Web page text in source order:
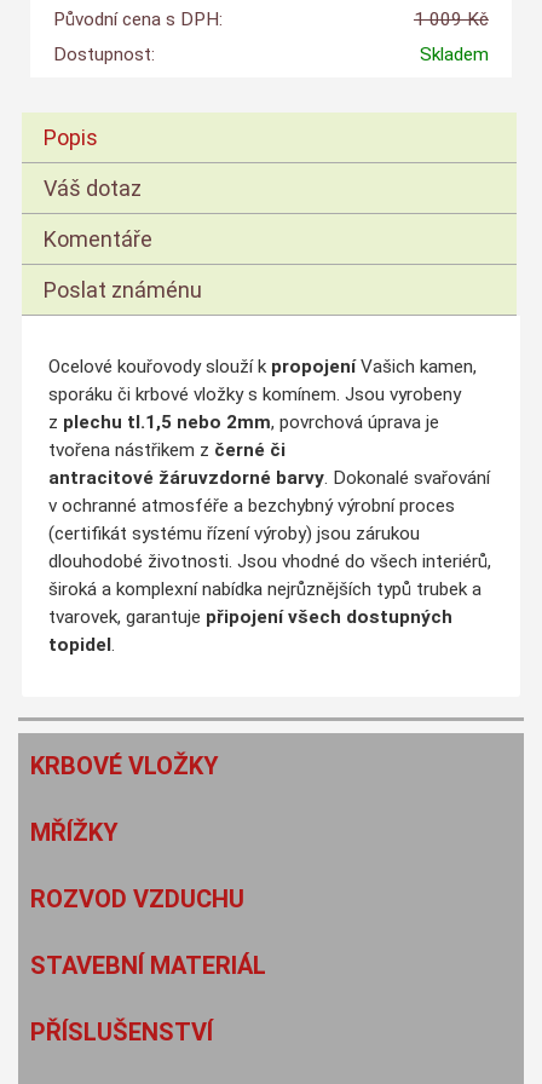
Původní cena s DPH:
1 009 Kč
Dostupnost:
Skladem
Popis
Váš dotaz
Komentáře
Poslat známénu
Ocelové kouřovody slouží kpropojeníVašich kamen,
sporáku či krbové vložky s komínem. Jsou vyrobeny
z plechu tl.1,5 nebo 2mm, povrchová úprava je
tvořena nástřikem z černé či
antracitové žáruvzdorné barvy. Dokonalé svařování
v ochranné atmosféře a bezchybný výrobní proces
(certifikát systému řízení výroby) jsou zárukou
dlouhodobé životnosti. Jsou vhodné do všech interiérů,
široká a komplexní nabídka nejrůznějších typů trubek a
tvarovek, garantuje připojení všech dostupných
topidel.
KRBOVÉ VLOŽKY
MŘÍŽKY
ROZVOD VZDUCHU
STAVEBNÍ MATERIÁL
PŘÍSLUŠENSTVÍ